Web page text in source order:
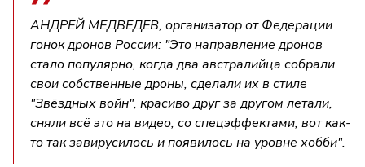
АНДРЕЙ МЕДВЕДЕВ, организатор от Федерации
гонок дронов России: "Это направление дронов
стало популярно, когда два австралийца собрали
свои собственные дроны, сделали их в стиле
"Звёздных войн", красиво друг за другом летали,
сняли всё это на видео, со спецэффектами, вот как-
то так завирусилось и появилось на уровне хобби".